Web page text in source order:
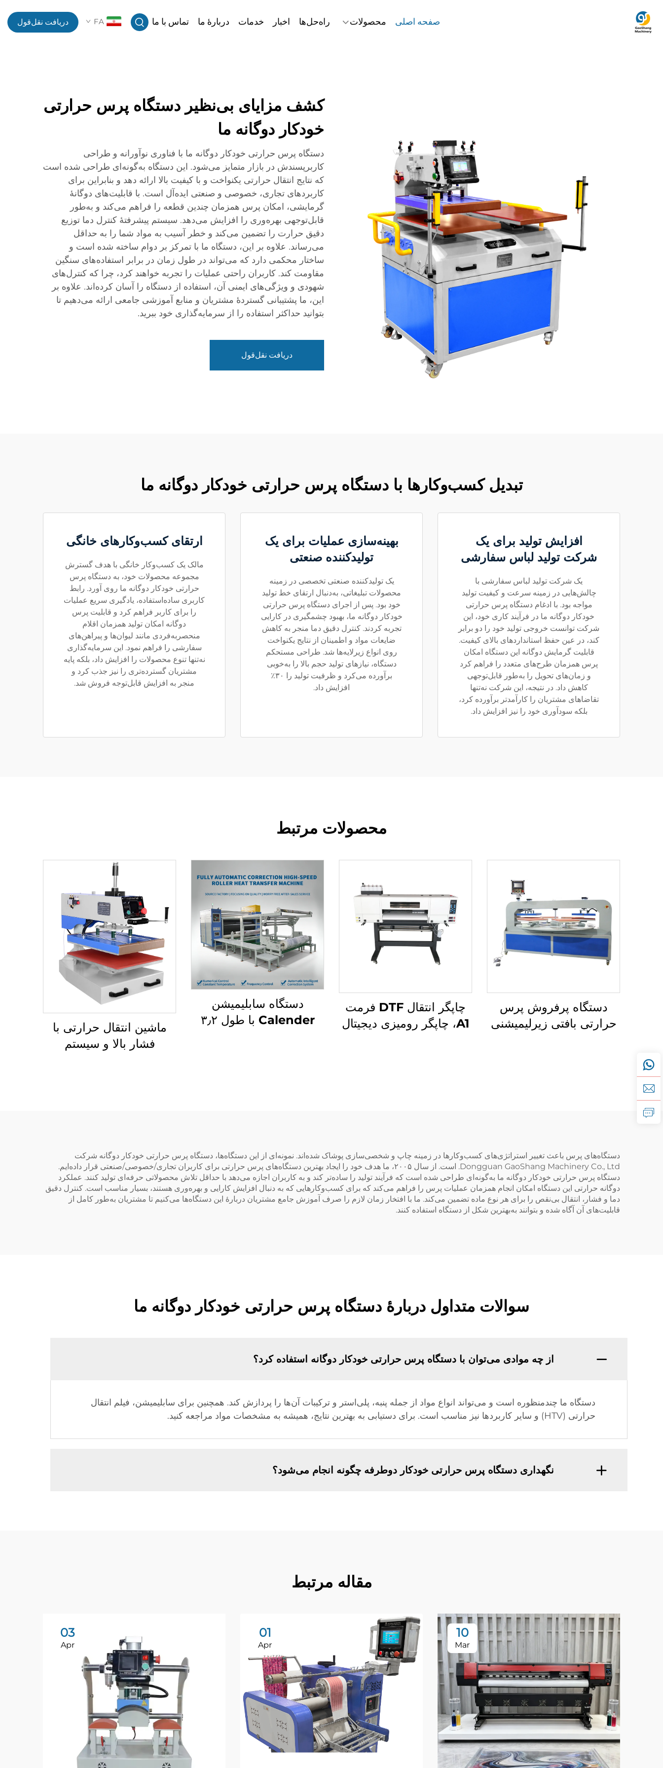
صفحه اصلی محصولات راه‌حل‌ها اخبار خدمات دربارهٔ ما تماس با ما FA دریافت نقل‌قول
کشف مزایای بی‌نظیر دستگاه پرس حرارتی
خودکار دوگانه ما
دستگاه پرس حرارتی خودکار دوگانه ما با فناوری نوآورانه و طراحی
کاربرپسندش در بازار متمایز می‌شود. این دستگاه به‌گونه‌ای طراحی شده است
که نتایج انتقال حرارتی یکنواخت و با کیفیت بالا ارائه دهد و بنابراین برای
کاربردهای تجاری، خصوصی و صنعتی ایده‌آل است. با قابلیت‌های دوگانهٔ
گرمایشی، امکان پرس همزمان چندین قطعه را فراهم می‌کند و به‌طور
قابل‌توجهی بهره‌وری را افزایش می‌دهد. سیستم پیشرفتهٔ کنترل دما توزیع
دقیق حرارت را تضمین می‌کند و خطر آسیب به مواد شما را به حداقل
می‌رساند. علاوه بر این، دستگاه ما با تمرکز بر دوام ساخته شده است و
ساختار محکمی دارد که می‌تواند در طول زمان در برابر استفاده‌های سنگین
مقاومت کند. کاربران راحتی عملیات را تجربه خواهند کرد، چرا که کنترل‌های
شهودی و ویژگی‌های ایمنی آن، استفاده از دستگاه را آسان کرده‌اند. علاوه بر
این، ما پشتیبانی گستردهٔ مشتریان و منابع آموزشی جامعی ارائه می‌دهیم تا
بتوانید حداکثر استفاده را از سرمایه‌گذاری خود ببرید.
دریافت نقل‌قول
تبدیل کسب‌وکارها با دستگاه پرس حرارتی خودکار دوگانه ما
افزایش تولید برای یک
شرکت تولید لباس سفارشی
یک شرکت تولید لباس سفارشی با
چالش‌هایی در زمینه سرعت و کیفیت تولید
مواجه بود. با ادغام دستگاه پرس حرارتی
خودکار دوگانه ما در فرآیند کاری خود، این
شرکت توانست خروجی تولید خود را دو برابر
کند، در عین حفظ استانداردهای بالای کیفیت.
قابلیت گرمایش دوگانه این دستگاه امکان
پرس همزمان طرح‌های متعدد را فراهم کرد
و زمان‌های تحویل را به‌طور قابل‌توجهی
کاهش داد. در نتیجه، این شرکت نه‌تنها
تقاضاهای مشتریان را کارآمدتر برآورده کرد،
بلکه سودآوری خود را نیز افزایش داد.
بهینه‌سازی عملیات برای یک
تولیدکننده صنعتی
یک تولیدکننده صنعتی تخصصی در زمینه
محصولات تبلیغاتی، به‌دنبال ارتقای خط تولید
خود بود. پس از اجرای دستگاه پرس حرارتی
خودکار دوگانه ما، بهبود چشمگیری در کارایی
تجربه کردند. کنترل دقیق دما منجر به کاهش
ضایعات مواد و اطمینان از نتایج یکنواخت
روی انواع زیرلایه‌ها شد. طراحی مستحکم
دستگاه، نیازهای تولید حجم بالا را به‌خوبی
برآورده می‌کرد و ظرفیت تولید را ۳۰٪
افزایش داد.
ارتقای کسب‌وکارهای خانگی
مالک یک کسب‌وکار خانگی با هدف گسترش
مجموعه محصولات خود، به دستگاه پرس
حرارتی خودکار دوگانه ما روی آورد. رابط
کاربری ساده‌استفاده، یادگیری سریع عملیات
را برای کاربر فراهم کرد و قابلیت پرس
دوگانه امکان تولید همزمان اقلام
منحصر‌به‌فردی مانند لیوان‌ها و پیراهن‌های
سفارشی را فراهم نمود. این سرمایه‌گذاری
نه‌تنها تنوع محصولات را افزایش داد، بلکه پایه
مشتریان گسترده‌تری را نیز جذب کرد و
منجر به افزایش قابل‌توجه فروش شد.
محصولات مرتبط
دستگاه پرفروش پرس
حرارتی بافتی زیرلیمیشنی
چاپگر انتقال DTF فرمت
A1، چاپگر رومیزی دیجیتال
دستگاه سابلیمیشن
Calender با طول ۳٫۲
ماشین انتقال حرارتی با
فشار بالا و سیستم
دستگاه‌های پرس باعث تغییر استراتژی‌های کسب‌وکارها در زمینه چاپ و شخصی‌سازی پوشاک شده‌اند. نمونه‌ای از این دستگاه‌ها، دستگاه پرس حرارتی خودکار دوگانه شرکت
Dongguan GaoShang Machinery Co., Ltd. است. از سال ۲۰۰۵، ما هدف خود را ایجاد بهترین دستگاه‌های پرس حرارتی برای کاربران تجاری/خصوصی/صنعتی قرار داده‌ایم.
دستگاه پرس حرارتی خودکار دوگانه ما به‌گونه‌ای طراحی شده است که فرآیند تولید را ساده‌تر کند و به کاربران اجازه می‌دهد با حداقل تلاش محصولاتی حرفه‌ای تولید کنند. عملکرد
دوگانه حرارتی این دستگاه امکان انجام همزمان عملیات پرس را فراهم می‌کند که برای کسب‌وکارهایی که به دنبال افزایش کارایی و بهره‌وری هستند، بسیار مناسب است. کنترل دقیق
دما و فشار، انتقال بی‌نقص را برای هر نوع ماده تضمین می‌کند. ما با افتخار زمان لازم را صرف آموزش جامع مشتریان دربارهٔ این دستگاه‌ها می‌کنیم تا مشتریان به‌طور کامل از
قابلیت‌های آن آگاه شده و بتوانند به‌بهترین شکل از دستگاه استفاده کنند.
سوالات متداول دربارهٔ دستگاه پرس حرارتی خودکار دوگانه ما
از چه موادی می‌توان با دستگاه پرس حرارتی خودکار دوگانه استفاده کرد؟
دستگاه ما چندمنظوره است و می‌تواند انواع مواد از جمله پنبه، پلی‌استر و ترکیبات آن‌ها را پردازش کند. همچنین برای سابلیمیشن، فیلم انتقال
حرارتی (HTV) و سایر کاربردها نیز مناسب است. برای دستیابی به بهترین نتایج، همیشه به مشخصات مواد مراجعه کنید.
نگهداری دستگاه پرس حرارتی خودکار دوطرفه چگونه انجام می‌شود؟
مقاله مرتبط
10
Mar
01
Apr
03
Apr